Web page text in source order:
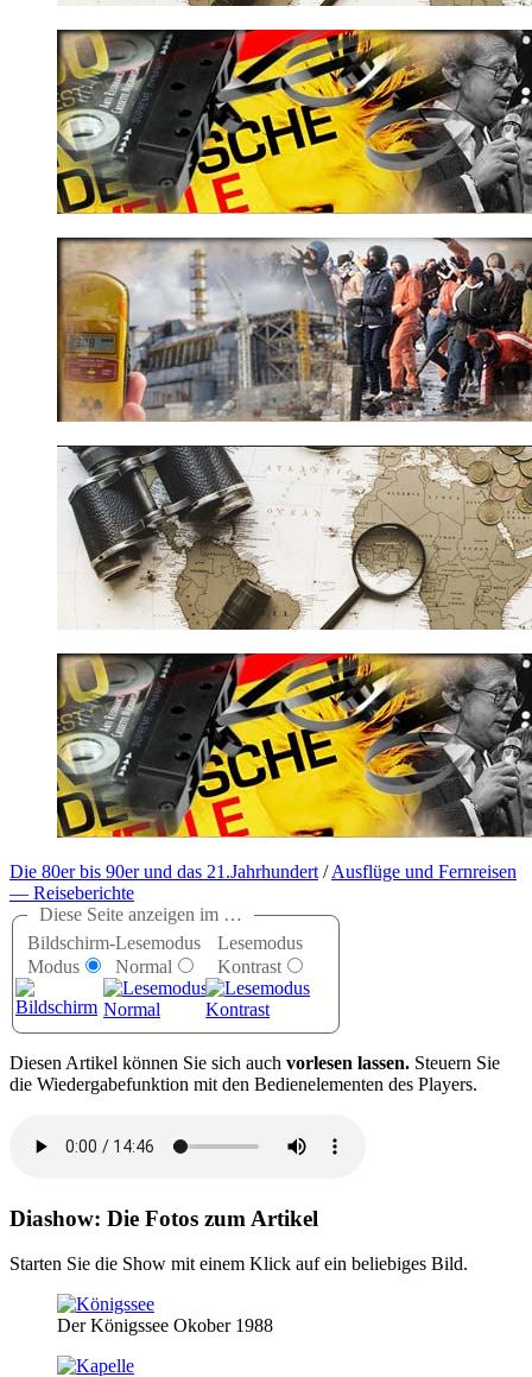
Die 80er bis 90er und das 21.Jahrhundert/Ausflüge und Fernreisen
— Reiseberichte
Diese Seite anzeigen im …
Bildschirm-
Modus
Lesemodus
Normal
Lesemodus
Kontrast
Diesen Artikel können Sie sich auch vorlesen lassen. Steuern Sie
die Wiedergabefunktion mit den Bedienelementen des Players.
Diashow: Die Fotos zum Artikel
Starten Sie die Show mit einem Klick auf ein beliebiges Bild.
Der Königssee Okober 1988